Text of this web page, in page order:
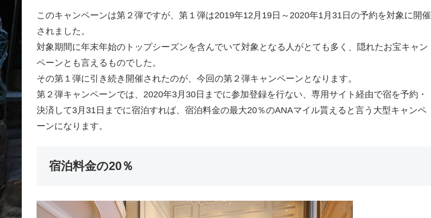
このキャンペーンは第２弾ですが、第１弾は2019年12月19日～2020年1月31日の予約を対象に開催
されました。
対象期間に年末年始のトップシーズンを含んでいて対象となる人がとても多く、隠れたお宝キャン
ペーンとも言えるものでした。
その第１弾に引き続き開催されたのが、今回の第２弾キャンペーンとなります。
第２弾キャンペーンでは、2020年3月30日までに参加登録を行ない、専用サイト経由で宿を予約・
決済して3月31日までに宿泊すれば、宿泊料金の最大20％のANAマイル貰えると言う大型キャンペ
ーンになります。
宿泊料金の20％